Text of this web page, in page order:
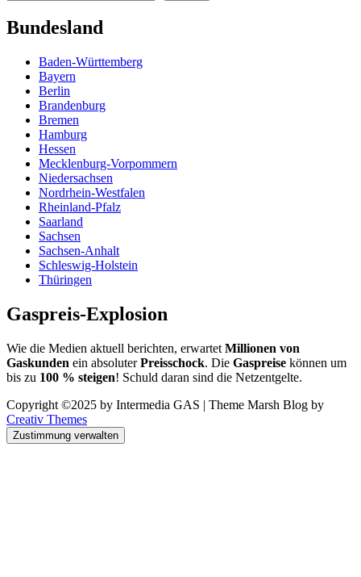
Bundesland
Baden-Württemberg
Bayern
Berlin
Brandenburg
Bremen
Hamburg
Hessen
Mecklenburg-Vorpommern
Niedersachsen
Nordrhein-Westfalen
Rheinland-Pfalz
Saarland
Sachsen
Sachsen-Anhalt
Schleswig-Holstein
Thüringen
Gaspreis-Explosion
Wie die Medien aktuell berichten, erwartet Millionen von
Gaskunden ein absoluterPreisschock. Die Gaspreise können um
bis zu 100 % steigen! Schuld daran sind die Netzentgelte.
Copyright ©2025 by Intermedia GAS | Theme Marsh Blog by
Creativ Themes
Zustimmung verwalten